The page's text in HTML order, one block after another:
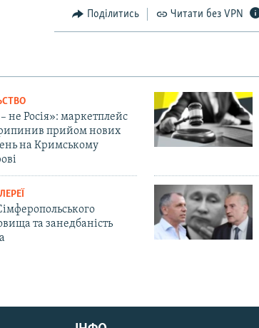
Поділитись Читати без VPN
не Росія»: маркетплейс
прийом нових
на Кримському
та занедбаність